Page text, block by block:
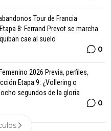
Tour de Francia
8: Ferrand Prevot se marcha
cae al suelo
0
2026 Previa, perfiles,
Etapa 9: ¿Vollering o
segundos de la gloria
0